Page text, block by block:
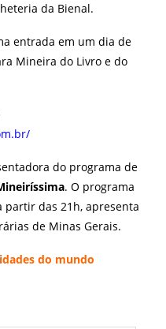
da Bienal.
entrada em um dia de
Mineira do Livro e do
do programa de
. O programa
partir das 21h, apresenta
de Minas Gerais.
do mundo